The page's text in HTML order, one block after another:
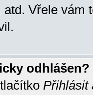
Vřele vám
odhlášen?
Přihlásit